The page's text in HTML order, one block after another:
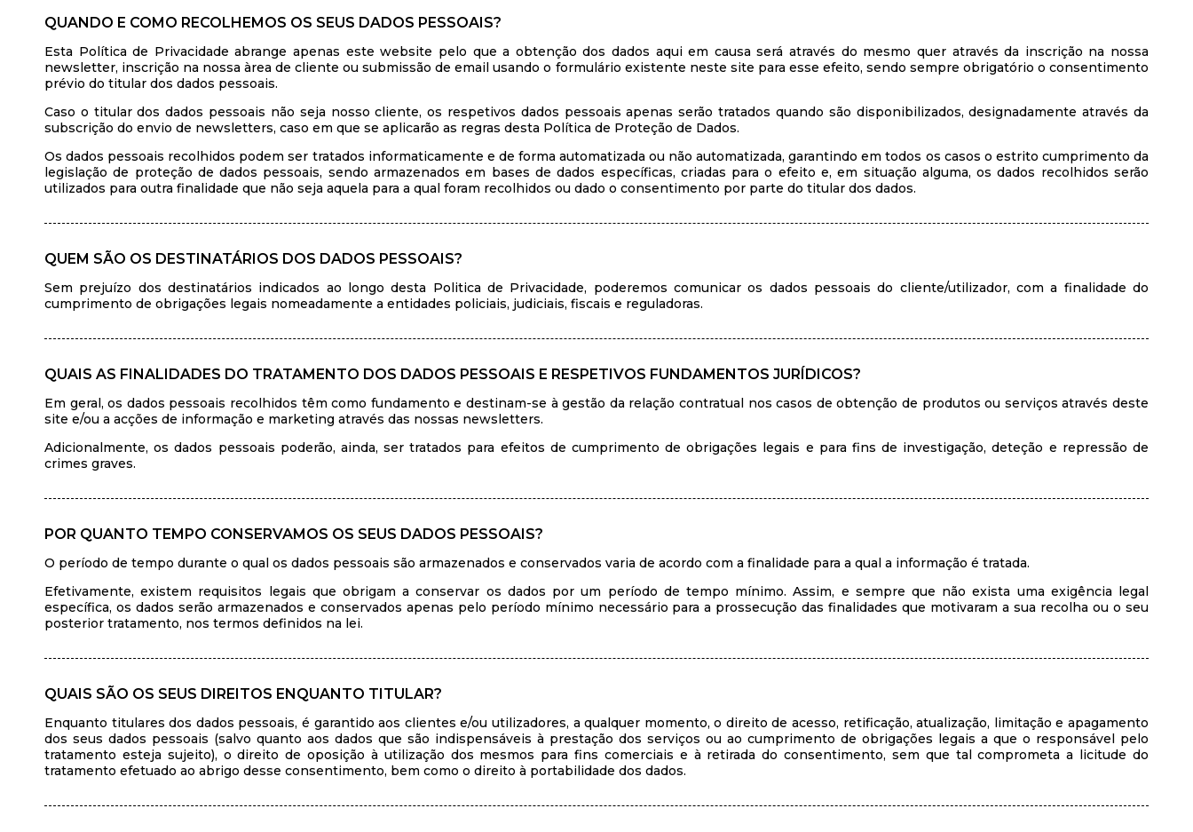
QUANDO E COMO RECOLHEMOS OS SEUS DADOS PESSOAIS?
Esta Política de Privacidade abrange apenas este website pelo que a obtenção dos dados aqui em causa será através do mesmo quer através da inscrição na nossa
newsletter, inscrição na nossa àrea de cliente ou submissão de email usando o formulário existente neste site para esse efeito, sendo sempre obrigatório o consentimento
prévio do titular dos dados pessoais.
Caso o titular dos dados pessoais não seja nosso cliente, os respetivos dados pessoais apenas serão tratados quando são disponibilizados, designadamente através da
subscrição do envio de newsletters, caso em que se aplicarão as regras desta Política de Proteção de Dados.
Os dados pessoais recolhidos podem ser tratados informaticamente e de forma automatizada ou não automatizada, garantindo em todos os casos o estrito cumprimento da
legislação de proteção de dados pessoais, sendo armazenados em bases de dados específicas, criadas para o efeito e, em situação alguma, os dados recolhidos serão
utilizados para outra finalidade que não seja aquela para a qual foram recolhidos ou dado o consentimento por parte do titular dos dados.
QUEM SÃO OS DESTINATÁRIOS DOS DADOS PESSOAIS?
Sem prejuízo dos destinatários indicados ao longo desta Politica de Privacidade, poderemos comunicar os dados pessoais do cliente/utilizador, com a finalidade do
cumprimento de obrigações legais nomeadamente a entidades policiais, judiciais, fiscais e reguladoras.
QUAIS AS FINALIDADES DO TRATAMENTO DOS DADOS PESSOAIS E RESPETIVOS FUNDAMENTOS JURÍDICOS?
Em geral, os dados pessoais recolhidos têm como fundamento e destinam-se à gestão da relação contratual nos casos de obtenção de produtos ou serviços através deste
site e/ou a acções de informação e marketing através das nossas newsletters.
Adicionalmente, os dados pessoais poderão, ainda, ser tratados para efeitos de cumprimento de obrigações legais e para fins de investigação, deteção e repressão de
crimes graves.
POR QUANTO TEMPO CONSERVAMOS OS SEUS DADOS PESSOAIS?
O período de tempo durante o qual os dados pessoais são armazenados e conservados varia de acordo com a finalidade para a qual a informação é tratada.
Efetivamente, existem requisitos legais que obrigam a conservar os dados por um período de tempo mínimo. Assim, e sempre que não exista uma exigência legal
específica, os dados serão armazenados e conservados apenas pelo período mínimo necessário para a prossecução das finalidades que motivaram a sua recolha ou o seu
posterior tratamento, nos termos definidos na lei.
QUAIS SÃO OS SEUS DIREITOS ENQUANTO TITULAR?
Enquanto titulares dos dados pessoais, é garantido aos clientes e/ou utilizadores, a qualquer momento, o direito de acesso, retificação, atualização, limitação e apagamento
dos seus dados pessoais (salvo quanto aos dados que são indispensáveis à prestação dos serviços ou ao cumprimento de obrigações legais a que o responsável pelo
tratamento esteja sujeito), o direito de oposição à utilização dos mesmos para fins comerciais e à retirada do consentimento, sem que tal comprometa a licitude do
tratamento efetuado ao abrigo desse consentimento, bem como o direito à portabilidade dos dados.